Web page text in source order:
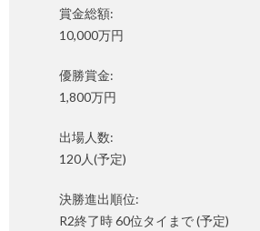
賞金総額:
10,000万円
優勝賞金:
1,800万円
出場人数:
120人(予定)
決勝進出順位:
R2終了時 60位タイまで (予定)